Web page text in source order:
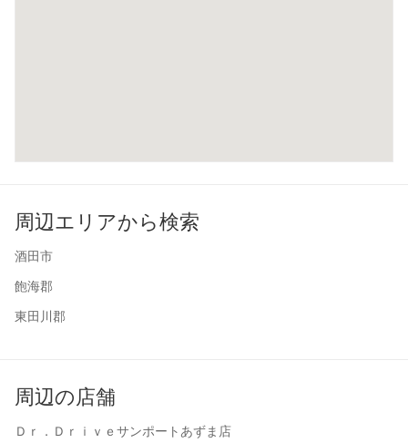
周辺エリアから検索
酒田市
飽海郡
東田川郡
周辺の店舗
Ｄｒ．Ｄｒｉｖｅサンポートあずま店